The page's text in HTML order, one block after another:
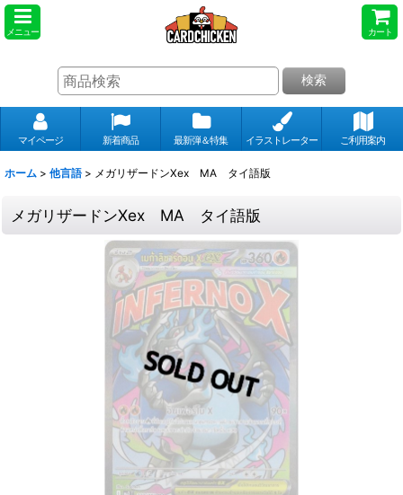
メニュー カート
検索
マイページ 新着商品 最新弾＆特集 イラストレーター ご利用案内
ホーム > 他言語 > メガリザードンXex MA タイ語版
メガリザードンXex MA タイ語版